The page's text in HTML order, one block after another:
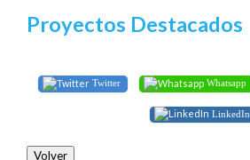
Proyectos Destacados
Twitter Whatsapp
LinkedIn
Volver